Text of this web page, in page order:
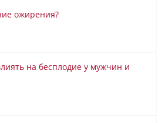
ожирения?
на бесплодие у мужчин и